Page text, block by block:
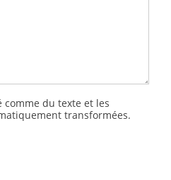
comme du texte et les
transformées.